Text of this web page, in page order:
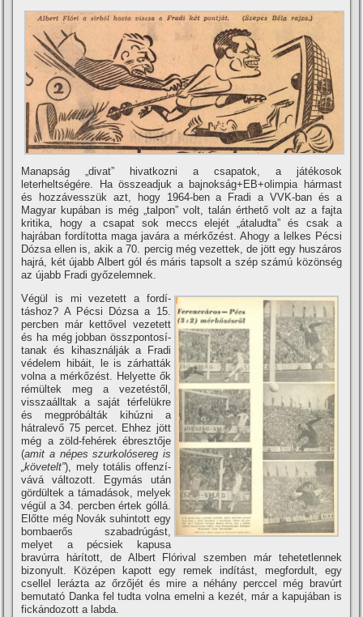
Manapság „divat” hivatkozni a csapatok, a játékosok
leterheltségére. Ha összeadjuk a bajnokság+EB+olimpia hármast
és hozzávesszük azt, hogy 1964-ben a Fradi a VVK-ban és a
Magyar kupában is még „talpon” volt, talán érthető volt az a fajta
kritika, hogy a csapat sok meccs elejét „átaludta” és csak a
hajrában fordí­totta maga javára a mérkőzést. Ahogy a lelkes Pécsi
Dózsa ellen is, akik a 70. percig még vezettek, de jött egy huszáros
hajrá, két újabb Albert gól és máris tapsolt a szép számú közönség
az újabb Fradi győzelemnek.
Végül is mi vezetett a fordí­
táshoz? A Pécsi Dózsa a 15.
percben már kettővel vezetett
és ha még jobban összpontosí­
tanak és kihasználják a Fradi
védelem hibáit, le is zárhatták
volna a mérkőzést. Helyette ők
rémültek meg a vezetéstől,
visszaálltak a saját térfelükre
és megpróbálták kihúzni a
hátralevő 75 percet. Ehhez jött
még a zöld-fehérek ébresztője
(amit a népes szurkolósereg is
„követelt”), mely totális offenzí­
vává változott. Egymás után
gördültek a támadások, melyek
végül a 34. percben értek góllá.
Előtte még Novák suhintott egy
bombaerős szabadrúgást,
melyet a pécsiek kapusa
bravúrra hárí­tott, de Albert Flórival szemben már tehetetlennek
bizonyult. Középen kapott egy remek indí­tást, megfordult, egy
csellel lerázta az őrzőjét és mire a néhány perccel még bravúrt
bemutató Danka fel tudta volna emelni a kezét, már a kapujában is
fickándozott a labda.